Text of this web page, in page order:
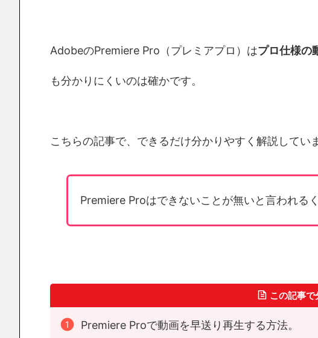
AdobeのPremiere Pro（プレミアプロ）はプロ仕様の
も分かりにくいのは確かです。
こちらの記事で、できるだけ分かりやすく解説してい
Premiere Proはできないことが無いと言われる
この記事で
Premiere Proで動画を早送り再生する方法。